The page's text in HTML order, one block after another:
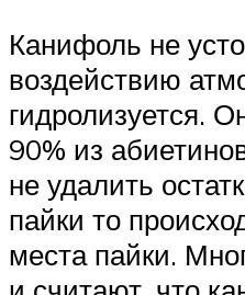
Канифоль не
воздействию
гидролизуется.
90% из
не удалить
пайки то
места пайки.